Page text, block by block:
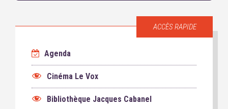
ACCÈS RAPIDE
Agenda
Cinéma Le Vox
Bibliothèque Jacques Cabanel